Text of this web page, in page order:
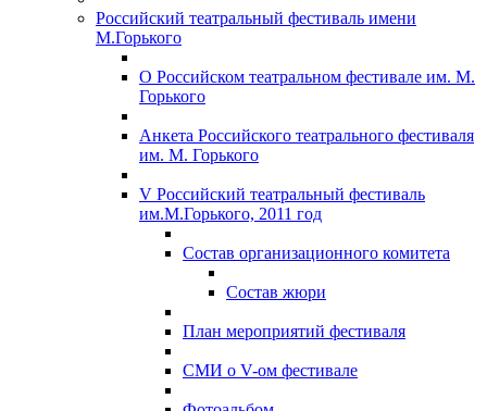
Российский театральный фестиваль имени
М.Горького
О Российском театральном фестивале им. М.
Горького
Анкета Российского театрального фестиваля
им. М. Горького
V Российский театральный фестиваль
им.М.Горького, 2011 год
Состав организационного комитета
Состав жюри
План мероприятий фестиваля
СМИ о V-ом фестивале